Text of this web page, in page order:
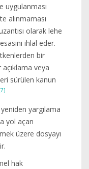
uygulanması
alınmaması
olarak lehe
ihlal eder.
bir
açıklama veya
sürülen kanun
yargılama
yol açan
üzere dosyayı
hak